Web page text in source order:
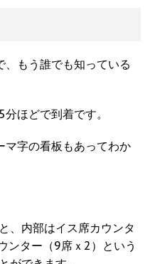
もう誰でも知っている
ほどで到着です。
マ字の看板もあってわか
、内部はイス席カウンタ
ンター（9席ｘ2）という